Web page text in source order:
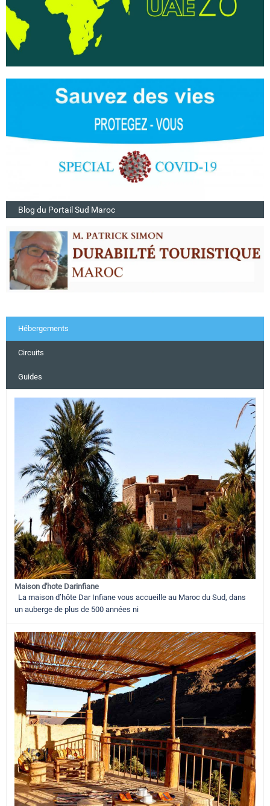
Blog du Portail Sud Maroc
Hébergements
Circuits
Guides
Maison d'hote Darinfiane
La maison d’hôte Dar Infiane vous accueille au Maroc du Sud, dans
un auberge de plus de 500 années ni